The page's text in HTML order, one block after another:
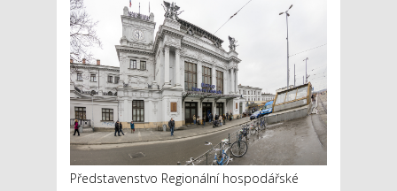
Představenstvo Regionální hospodářské